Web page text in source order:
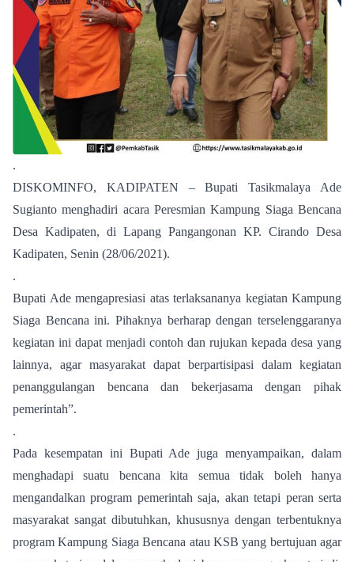
.
DISKOMINFO, KADIPATEN – Bupati Tasikmalaya Ade
Sugianto menghadiri acara Peresmian Kampung Siaga Bencana
Desa Kadipaten, di Lapang Pangangonan KP. Cirando Desa
Kadipaten, Senin (28/06/2021).
.
Bupati Ade mengapresiasi atas terlaksananya kegiatan Kampung
Siaga Bencana ini. Pihaknya berharap dengan terselenggaranya
kegiatan ini dapat menjadi contoh dan rujukan kepada desa yang
lainnya, agar masyarakat dapat berpartisipasi dalam kegiatan
penanggulangan bencana dan bekerjasama dengan pihak
pemerintah”.
.
Pada kesempatan ini Bupati Ade juga menyampaikan, dalam
menghadapi suatu bencana kita semua tidak boleh hanya
mengandalkan program pemerintah saja, akan tetapi peran serta
masyarakat sangat dibutuhkan, khususnya dengan terbentuknya
program Kampung Siaga Bencana atau KSB yang bertujuan agar